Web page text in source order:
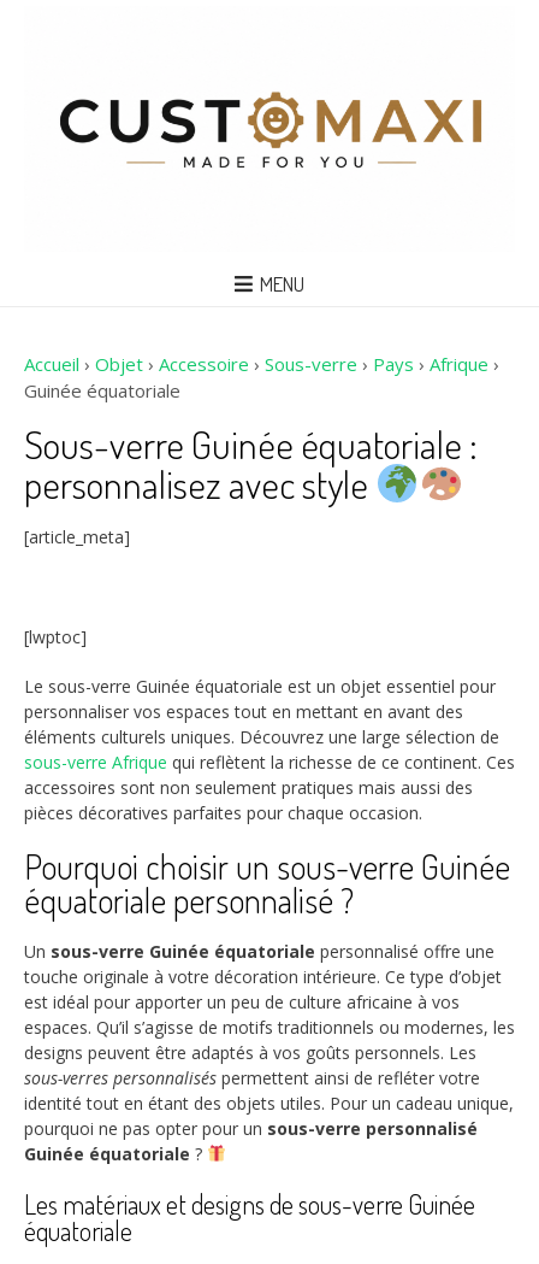
MENU
Accueil › Objet › Accessoire › Sous-verre › Pays › Afrique ›
Guinée équatoriale
Sous-verre Guinée équatoriale :
personnalisez avec style
[article_meta]
[lwptoc]
Le sous-verre Guinée équatoriale est un objet essentiel pour
personnaliser vos espaces tout en mettant en avant des
éléments culturels uniques. Découvrez une large sélection de
sous-verre Afrique qui reflètent la richesse de ce continent. Ces
accessoires sont non seulement pratiques mais aussi des
pièces décoratives parfaites pour chaque occasion.
Pourquoi choisir un sous-verre Guinée
équatoriale personnalisé ?
Un sous-verre Guinée équatoriale personnalisé offre une
touche originale à votre décoration intérieure. Ce type d’objet
est idéal pour apporter un peu de culture africaine à vos
espaces. Qu’il s’agisse de motifs traditionnels ou modernes, les
designs peuvent être adaptés à vos goûts personnels. Les
sous-verres personnalisés permettent ainsi de refléter votre
identité tout en étant des objets utiles. Pour un cadeau unique,
pourquoi ne pas opter pour un sous-verre personnalisé
Guinée équatoriale ?
Les matériaux et designs de sous-verre Guinée
équatoriale